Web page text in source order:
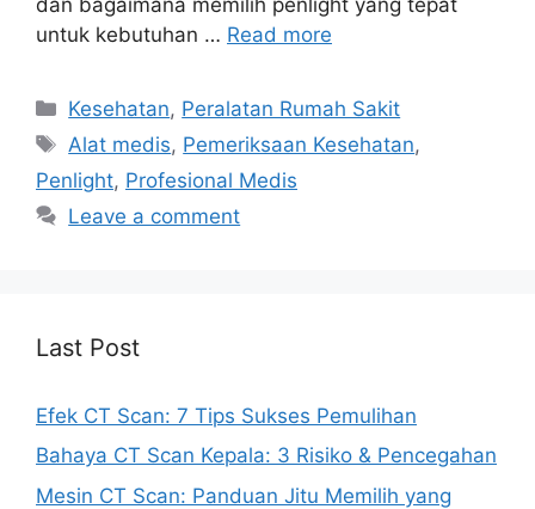
untuk kebutuhan … Read more
Categories
Kesehatan, Peralatan Rumah Sakit
Tags
Alat medis, Pemeriksaan Kesehatan,
Penlight, Profesional Medis
Leave a comment
Last Post
Efek CT Scan: 7 Tips Sukses Pemulihan
Bahaya CT Scan Kepala: 3 Risiko & Pencegahan
Mesin CT Scan: Panduan Jitu Memilih yang